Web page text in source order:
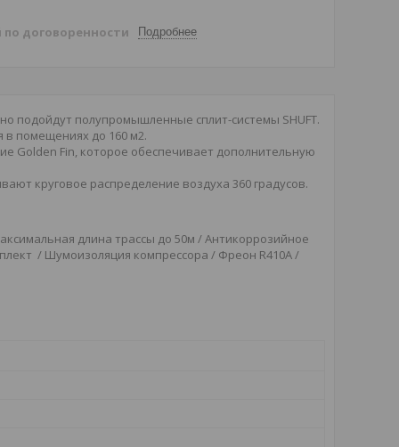
по договоренности Подробнее
подойдут полупромышленные сплит-системы SHUFT.
в помещениях до 160 м2.
Golden Fin, которое обеспечивает дополнительную
круговое распределение воздуха 360 градусов.
длина трассы до 50м / Антикоррозийное
/ Шумоизоляция компрессора / Фреон R410A /